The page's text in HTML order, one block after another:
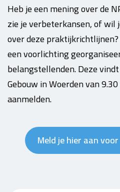
Heb je een mening over de
zie je verbeterkansen, of
over deze
een voorlichting
belangstellenden. Deze
Gebouw in Woerden van
aanmelden.
Meld je hier aan